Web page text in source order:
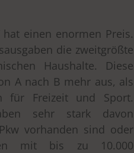
hat einen enormen Preis.
die zweitgrößte
Haushalte. Diese
A nach B mehr aus, als
für Freizeit und Sport.
sehr stark davon
vorhanden sind oder
mit bis zu 10.000